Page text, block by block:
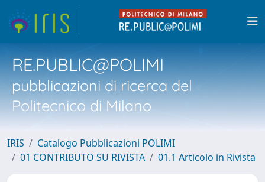
RE.PUBLIC@POLIMI
pubblicazioni di ricerca del
Politecnico di Milano
IRIS
Catalogo Pubblicazioni POLIMI
01 CONTRIBUTO SU RIVISTA
01.1 Articolo in Rivista